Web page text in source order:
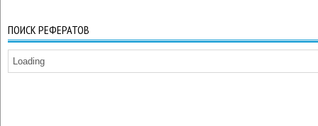
ПОИСК РЕФЕРАТОВ
Loading